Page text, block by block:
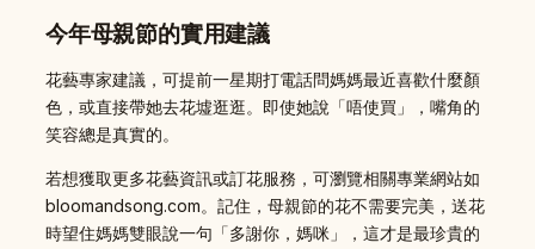
今年母親節的實用建議
花藝專家建議，可提前一星期打電話問媽媽最近喜歡什麼顏
色，或直接帶她去花墟逛逛。即使她說「唔使買」，嘴角的
笑容總是真實的。
若想獲取更多花藝資訊或訂花服務，可瀏覽相關專業網站如
bloomandsong.com。記住，母親節的花不需要完美，送花
時望住媽媽雙眼說一句「多謝你，媽咪」，這才是最珍貴的